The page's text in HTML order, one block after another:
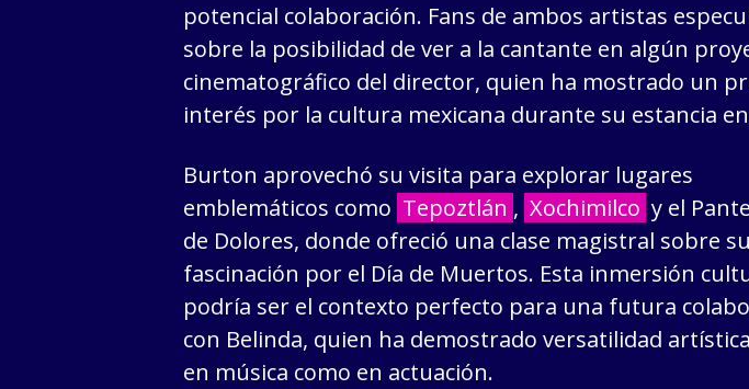
potencial colaboración. Fans de ambos artistas
sobre la posibilidad de ver a la cantante en algún
cinematográfico del director, quien ha mostrado un
interés por la cultura mexicana durante su estancia
Burton aprovechó su visita para explorar lugares
emblemáticos como Tepoztlán , Xochimilco y el
de Dolores, donde ofreció una clase magistral sobre su
fascinación por el Día de Muertos. Esta inmersión
podría ser el contexto perfecto para una futura
con Belinda, quien ha demostrado versatilidad
en música como en actuación.